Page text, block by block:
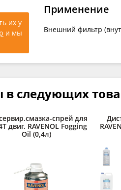
их у
и мы
Применение
Внешний фильтр
в следующих
спрей для
двиг. RAVENOL Fogging
Oil (0,4л)